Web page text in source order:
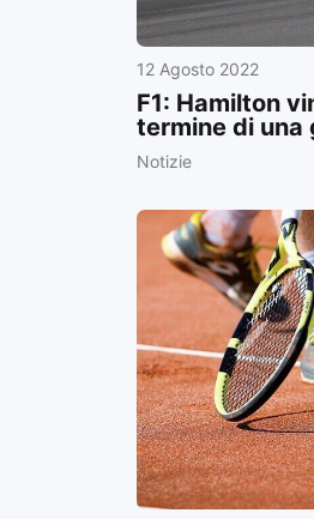
12 Agosto 2022
F1: Hamilton
termine di una
Notizie